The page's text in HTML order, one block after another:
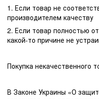
1. Если товар не
производителем качеству
2. Если товар полностью
какой-то причине не
Покупка некачественного
В Законе Украины «О